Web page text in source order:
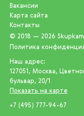
Вакансии
Карта сайта
Контакты
© 2018 — 2026
Политика
Наш адрес:
127051 , Москва,
бульвар, 20/1
Показать на карте
+7 (495) 777-94-67